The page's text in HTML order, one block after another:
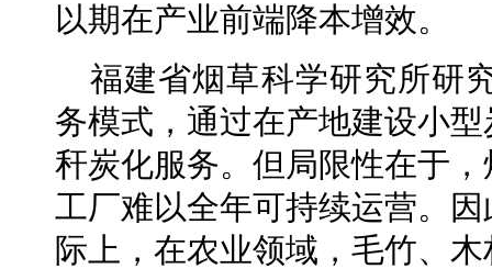
以期在产业前端降本增效。
福建省烟草科学研究所研
务模式，通过在产地建设小
秆炭化服务。但局限性在于
工厂难以全年可持续运营。
际上，在农业领域，毛竹、